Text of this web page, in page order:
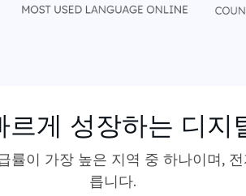
게 성장하는 디지
이 가장 높은 지역 중 하나이며,
릅니다.